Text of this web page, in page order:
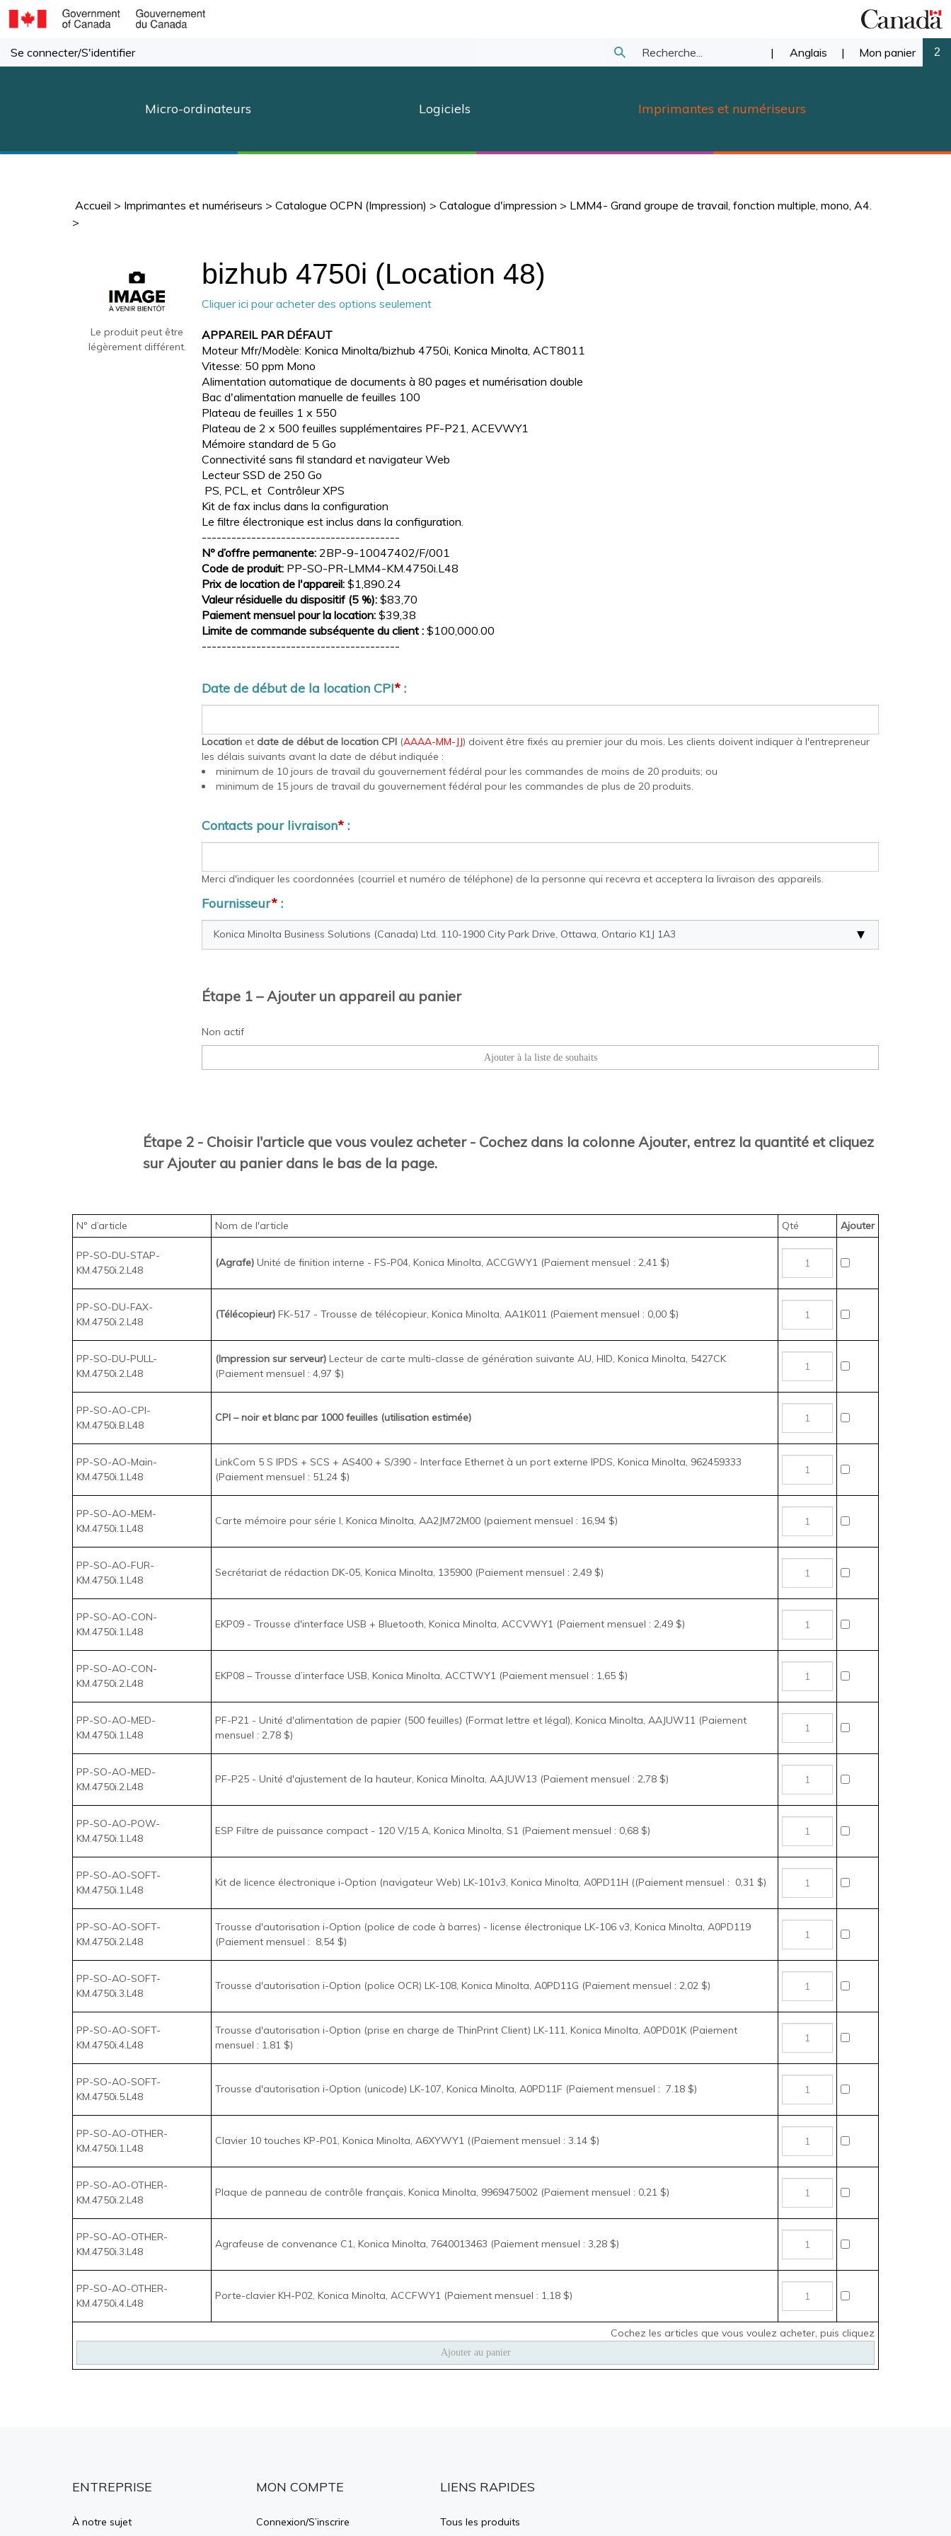
Passer
Se connecter/S'identifier
Recherche
notre
Soumettre
recherche
| Anglais | Mon panier 2
Micro-ordinateurs Logiciels Imprimantes et numériseurs
Accueil > Imprimantes et numériseurs > Catalogue OCPN (Impression) > Catalogue d'impression > LMM4- Grand groupe de travail, fonction multiple, mono, A4.
>
Le produit peut être
légèrement différent.
bizhub 4750i (Location 48)
Cliquer ici pour acheter des options seulement
APPAREIL PAR DÉFAUT
Moteur Mfr/Modèle: Konica Minolta/bizhub 4750i, Konica Minolta, ACT8011
Vitesse: 50 ppm Mono
Alimentation automatique de documents à 80 pages et numérisation double
Bac d'alimentation manuelle de feuilles 100
Plateau de feuilles 1 x 550
Plateau de 2 x 500 feuilles supplémentaires PF-P21, ACEVWY1
Mémoire standard de 5 Go
Connectivité sans fil standard et navigateur Web​​​​​​​
Lecteur SSD de 250 Go
PS, PCL, et Contrôleur XPS
Kit de fax inclus dans la configuration
Le filtre électronique est inclus dans la configuration.
----------------------------------------
Nº d’offre permanente: 2BP-9-10047402/F/001
Code de produit: PP-SO-PR-LMM4-KM.4750i.L48
Prix de location de l'appareil: $1,890.24
Valeur résiduelle du dispositif (5 %): $83,70
Paiement mensuel pour la location: $39,38
Limite de commande subséquente du client : $100,000.00
----------------------------------------
Date de début de la location CPI* :
Location et date de début de location CPI (AAAA-MM-JJ) doivent être fixés au premier jour du mois. Les clients doivent indiquer à l'entrepreneur
les délais suivants avant la date de début indiquée :
minimum de 10 jours de travail du gouvernement fédéral pour les commandes de moins de 20 produits; ou
minimum de 15 jours de travail du gouvernement fédéral pour les commandes de plus de 20 produits.
Contacts pour livraison* :
Merci d'indiquer les coordonnées (courriel et numéro de téléphone) de la personne qui recevra et acceptera la livraison des appareils.
Fournisseur* :
Étape 1 – Ajouter un appareil au panier
Non actif
Étape 2 - Choisir l'article que vous voulez acheter - Cochez dans la colonne Ajouter, entrez la quantité et cliquez
sur Ajouter au panier dans le bas de la page.
Nº d’article Nom de l'article Qté Ajouter
PP-SO-DU-STAP-
KM.4750i.2.L48
(Agrafe) Unité de finition interne - FS-P04, Konica Minolta, ACCGWY1 (Paiement mensuel : 2,41 $)
KM.4750i.2.L48
PP-SO-DU-PULL-
KM.4750i.2.L48
(Impression sur serveur)Lecteur de carte multi-classe de génération suivante AU, HID, Konica Minolta, 5427CK
(Paiement mensuel : 4,97 $)
CPI – noir et blanc par 1000 feuilles (utilisation estimée)
PP-SO-AO-Main-
KM.4750i.1.L48
(Paiement mensuel : 51,24 $)
PP-SO-AO-MEM-
Carte mémoire pour série I, Konica Minolta, AA2JM72M00 (paiement mensuel : 16,94 $)
PP-SO-AO-FUR-
KM.4750i.1.L48
Secrétariat de rédaction DK-05, Konica Minolta, 135900 (Paiement mensuel : 2,49 $)
PP-SO-AO-CON-
KM.4750i.1.L48
EKP09 - Trousse d'interface USB + Bluetooth, Konica Minolta, ACCVWY1 (Paiement mensuel : 2,49 $)
KM.4750i.2.L48
PP-SO-AO-MED-
KM.4750i.1.L48
PF-P21 - Unité d'alimentation de papier (500 feuilles) (Format lettre et légal), Konica Minolta, AAJUW11 (Paiement
PF-P25 - Unité d'ajustement de la hauteur, Konica Minolta, AAJUW13 (Paiement mensuel : 2,78 $)
PP-SO-AO-POW-
KM.4750i.1.L48
PP-SO-AO-SOFT-
PP-SO-AO-SOFT-
KM.4750i.2.L48
Trousse d'autorisation i-Option (police de code à barres) - license électronique LK-106 v3, Konica Minolta, A0PD119
PP-SO-AO-SOFT-
KM.4750i.3.L48
Trousse d'autorisation i-Option (police OCR) LK-108, Konica Minolta, A0PD11G (Paiement mensuel : 2,02 $)
PP-SO-AO-SOFT-
KM.4750i.4.L48
Trousse d'autorisation i-Option (prise en charge de ThinPrint Client) LK-111, Konica Minolta, A0PD01K (Paiement
mensuel : 1.81 $)
PP-SO-AO-SOFT-
KM.4750i.5.L48
PP-SO-AO-OTHER-
KM.4750i.1.L48
Clavier 10 touches KP-P01, Konica Minolta, A6XYWY1 ((Paiement mensuel : 3.14 $)
Plaque de panneau de contrôle français, Konica Minolta, 9969475002 (Paiement mensuel : 0,21 $)
PP-SO-AO-OTHER-
KM.4750i.3.L48
PP-SO-AO-OTHER-
Cochez les articles que vous voulez acheter, puis cliquez
ENTREPRISE
À notre sujet
Conditions
MON COMPTE
Connexion/S’inscrire
LIENS RAPIDES
Tous les produits